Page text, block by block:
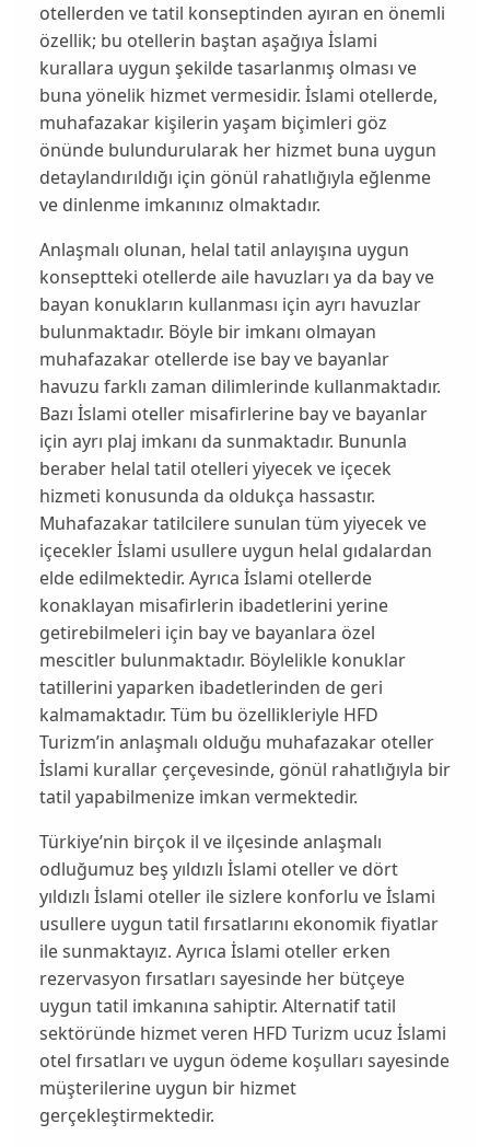
otellerden ve tatil konseptinden ayıran en önemli
özellik; bu otellerin baştan aşağıya İslami
kurallara uygun şekilde tasarlanmış olması ve
buna yönelik hizmet vermesidir. İslami otellerde,
muhafazakar kişilerin yaşam biçimleri göz
önünde bulundurularak her hizmet buna uygun
detaylandırıldığı için gönül rahatlığıyla eğlenme
ve dinlenme imkanınız olmaktadır.
Anlaşmalı olunan, helal tatil anlayışına uygun
konseptteki otellerde aile havuzları ya da bay ve
bayan konukların kullanması için ayrı havuzlar
bulunmaktadır. Böyle bir imkanı olmayan
muhafazakar otellerde ise bay ve bayanlar
havuzu farklı zaman dilimlerinde kullanmaktadır.
Bazı İslami oteller misafirlerine bay ve bayanlar
için ayrı plaj imkanı da sunmaktadır. Bununla
beraber helal tatil otelleri yiyecek ve içecek
hizmeti konusunda da oldukça hassastır.
Muhafazakar tatilcilere sunulan tüm yiyecek ve
içecekler İslami usullere uygun helal gıdalardan
elde edilmektedir. Ayrıca İslami otellerde
konaklayan misafirlerin ibadetlerini yerine
getirebilmeleri için bay ve bayanlara özel
mescitler bulunmaktadır. Böylelikle konuklar
tatillerini yaparken ibadetlerinden de geri
kalmamaktadır. Tüm bu özellikleriyle HFD
Turizm’in anlaşmalı olduğu muhafazakar oteller
İslami kurallar çerçevesinde, gönül rahatlığıyla bir
tatil yapabilmenize imkan vermektedir.
Türkiye’nin birçok il ve ilçesinde anlaşmalı
odluğumuz beş yıldızlı İslami oteller ve dört
yıldızlı İslami oteller ile sizlere konforlu ve İslami
usullere uygun tatil fırsatlarını ekonomik fiyatlar
ile sunmaktayız. Ayrıca İslami oteller erken
rezervasyon fırsatları sayesinde her bütçeye
uygun tatil imkanına sahiptir. Alternatif tatil
sektöründe hizmet veren HFD Turizm ucuz İslami
otel fırsatları ve uygun ödeme koşulları sayesinde
müşterilerine uygun bir hizmet
gerçekleştirmektedir.